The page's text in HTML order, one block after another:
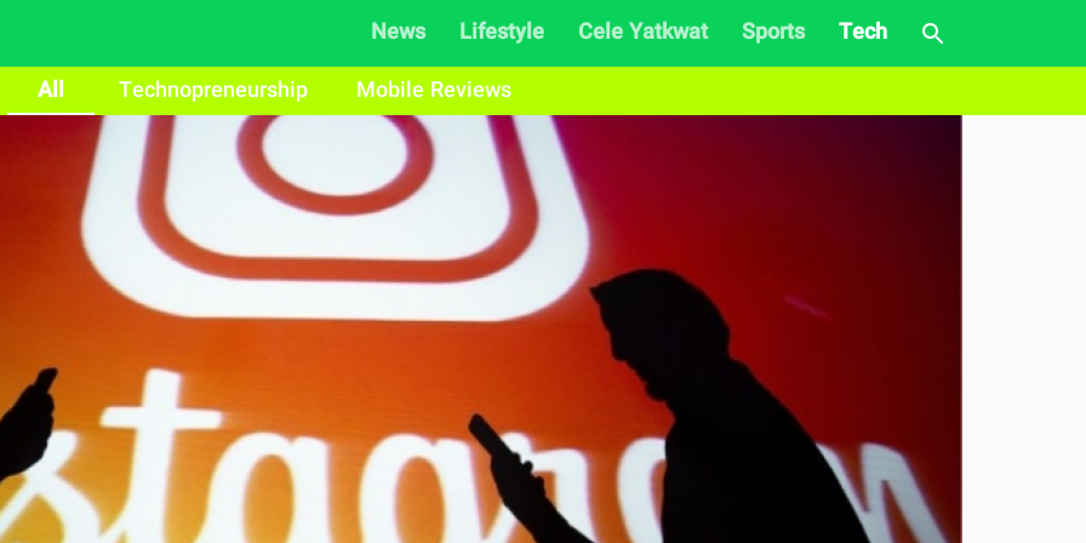
News Lifestyle Cele Yatkwat Sports
Tech
All
Technopreneurship Mobile Reviews